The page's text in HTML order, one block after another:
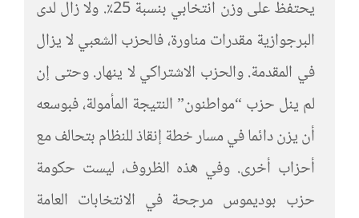
يحتفظ على وزن انتخابي بنسبة 25٪. ولا زال لدى
البرجوازية مقدرات مناورة، فالحزب الشعبي لا يزال
في المقدمة. والحزب الاشتراكي لا ينهار. وحتى إن
لم ينل حزب “مواطنون” النتيجة المأمولة، فبوسعه
أن يزن دائما في مسار خطة إنقاذ للنظام بتحالف مع
أحزاب أخرى. وفي هذه الظروف، ليست حكومة
حزب بوديموس مرجحة في الانتخابات العامة